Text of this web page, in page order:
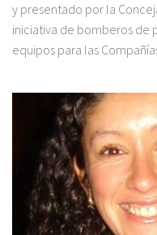
y presentado por la
iniciativa de bomberos de
equipos para las